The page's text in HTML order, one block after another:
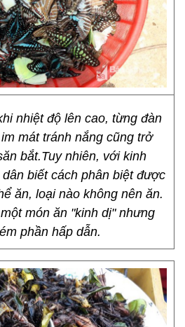
nhiệt độ lên cao, từng đàn
mát tránh nắng cũng trở
bắt.Tuy nhiên, với kinh
biết cách phân biệt được
ăn, loại nào không nên ăn.
món ăn "kinh dị" nhưng
phần hấp dẫn.